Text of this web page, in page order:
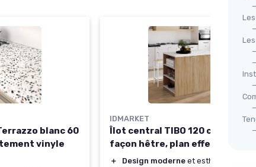
blanc 60
vinyle
IDMARKET
Îlot central TIBO 120 cm - bois
façon hêtre, plan effet terrazzo
＋ Design moderne et esthétique